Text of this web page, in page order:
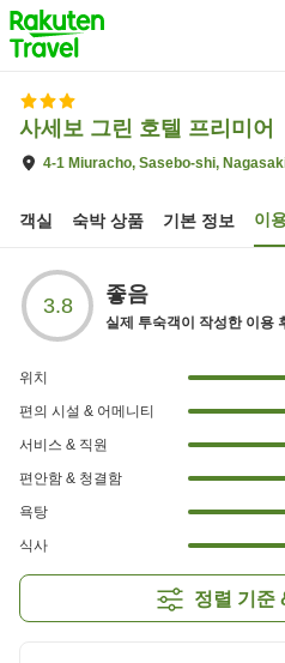
to
top
page
사세보 그린 호텔 프리미어
4-1 Miuracho, Sasebo-shi,
객실 숙박 상품 기본 정보 이
3.8 좋음
실제 투숙객이 작성한 이용
위치
편의 시설 & 어메니티
서비스 & 직원
편안함 & 청결함
욕탕
식사
정렬 기준